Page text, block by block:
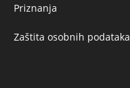
Priznanja
Zaštita osobnih podataka